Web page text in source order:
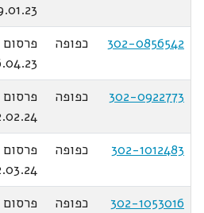
302-0856542
כפופה
302-0922773
כפופה
302-1012483
כפופה
פרסום
302-1053016
כפופה
פרסום